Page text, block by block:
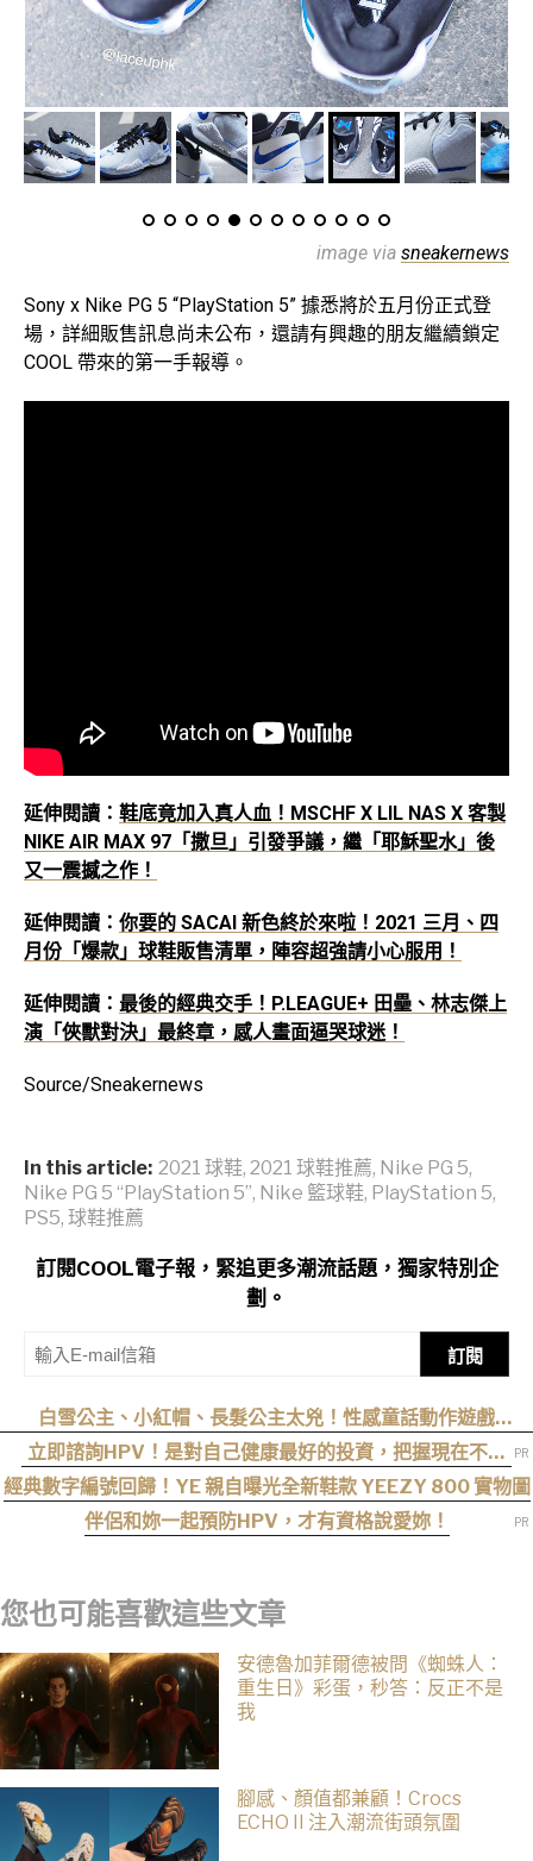
image via sneakernews
Sony x Nike PG 5 “PlayStation 5” 據悉將於五月份正式登
場，詳細販售訊息尚未公布，還請有興趣的朋友繼續鎖定
COOL 帶來的第一手報導。
延伸閱讀： 鞋底竟加入真人血！MSCHF X LIL NAS X 客製
NIKE AIR MAX 97「撒旦」引發爭議，繼「耶穌聖水」後
又一震撼之作！
延伸閱讀： 你要的 SACAI 新色終於來啦！2021 三月、四
月份「爆款」球鞋販售清單，陣容超強請小心服用！
延伸閱讀： 最後的經典交手！P.LEAGUE+ 田壘、林志傑上
演「俠獸對決」最終章，感人畫面逼哭球迷！
Source/Sneakernews
In this article: 2021 球鞋, 2021 球鞋推薦, Nike PG 5,
Nike PG 5 “PlayStation 5”, Nike 籃球鞋, PlayStation 5,
PS5, 球鞋推薦
訂閱COOL電子報，緊追更多潮流話題，獨家特別企
劃。
訂閱
白雪公主、小紅帽、長髮公主太兇！性感童話動作遊戲
《Swords & Slippers》Steam 頁面公開
立即諮詢HPV！是對自己健康最好的投資，把握現在不嫌
晚！
經典數字編號回歸！YE 親自曝光全新鞋款 YEEZY 800 實物圖
伴侶和妳一起預防HPV，才有資格說愛妳！
您也可能喜歡這些文章
安德魯加菲爾德被問《蜘蛛人：
重生日》彩蛋，秒答：反正不是
我
腳感、顏值都兼顧！Crocs
ECHO II 注入潮流街頭氛圍